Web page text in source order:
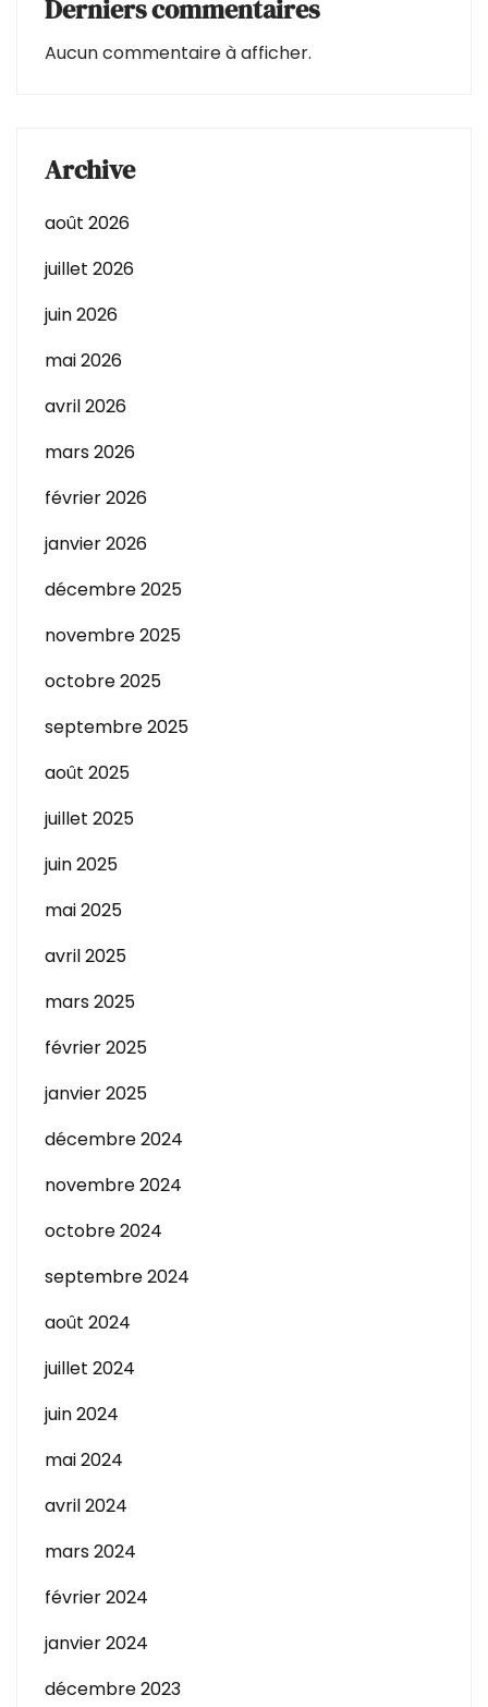
Derniers commentaires
Aucun commentaire à afficher.
Archive
août 2026
juillet 2026
juin 2026
mai 2026
avril 2026
mars 2026
février 2026
janvier 2026
décembre 2025
novembre 2025
octobre 2025
septembre 2025
août 2025
juillet 2025
juin 2025
mai 2025
avril 2025
mars 2025
février 2025
janvier 2025
décembre 2024
novembre 2024
octobre 2024
septembre 2024
août 2024
juillet 2024
juin 2024
mai 2024
avril 2024
mars 2024
février 2024
janvier 2024
décembre 2023